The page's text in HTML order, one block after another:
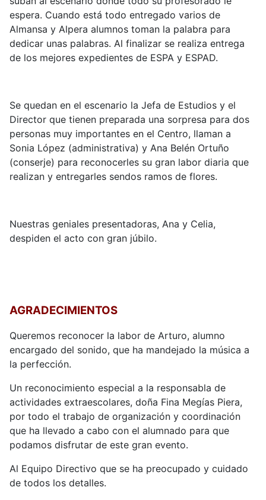
espera. Cuando está todo entregado varios de
Almansa y Alpera alumnos toman la palabra para
dedicar unas palabras. Al finalizar se realiza entrega
de los mejores expedientes de ESPA y ESPAD.
Se quedan en el escenario la Jefa de Estudios y el
Director que tienen preparada una sorpresa para dos
personas muy importantes en el Centro, llaman a
Sonia López (administrativa) y Ana Belén Ortuño
(conserje) para reconocerles su gran labor diaria que
realizan y entregarles sendos ramos de flores.
Nuestras geniales presentadoras, Ana y Celia,
despiden el acto con gran júbilo.
AGRADECIMIENTOS
Queremos reconocer la labor de Arturo, alumno
encargado del sonido, que ha mandejado la música a
la perfección.
Un reconocimiento especial a la responsabla de
actividades extraescolares, doña Fina Megías Piera,
por todo el trabajo de organización y coordinación
que ha llevado a cabo con el alumnado para que
podamos disfrutar de este gran evento.
Al Equipo Directivo que se ha preocupado y cuidado
de todos los detalles.